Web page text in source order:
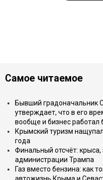
Самое читаемое
Бывший градоначальник
утверждает, что в его
вообще и бизнес работал
Крымский туризм
года
Финальный отсчёт: крыса,
администрации Трампа
Газ вместо бензина: как